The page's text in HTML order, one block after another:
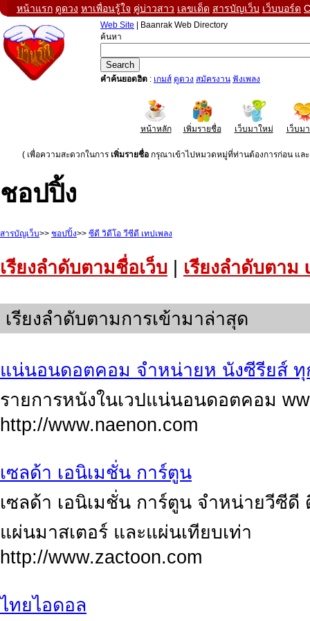
หน้าแรก ดูดวง หาเพื่อนรู้ใจ คู่บ่าวสาว เลขเด็ด สารบัญเว็บ เว็บบอร์ด
Web Site | Baanrak Web Directory
ค้นหา
คำค้นยอดฮิต : เกมส์ ดูดวง สมัครงาน ฟังเพลง
หน้าหลัก เพิ่มรายชื่อ เว็บมาใหม่ เว็บม
( เพื่อความสะดวกในการ เพิ่มรายชื่อ กรุณาเข้าไปหมวดหมู่ที่ท่านต้องการก่อน แล
ชอปปิ้ง
สารบัญเว็บ>> ชอปปิ้ง>> ซีดี วิดีโอ วีซีดี เทปเพลง
เรียงลำดับตามชื่อเว็บ เรียงลำดับตาม
เรียงลำดับตามการเข้ามาล่าสุด
แน่นอนดอตคอม จำหน่ายห นังซีรียส์ ทุ
รายการหนังในเวปแน่นอนดอตคอม
http://www.naenon.com
เซลด้า เอนิเมชั่น การ์ตูน
เซลด้า เอนิเมชั่น การ์ตูน จำหน่ายวีซี
แผ่นมาสเตอร์ และแผ่นเทียบเท่า
http://www.zactoon.com
ไทยไอดอล